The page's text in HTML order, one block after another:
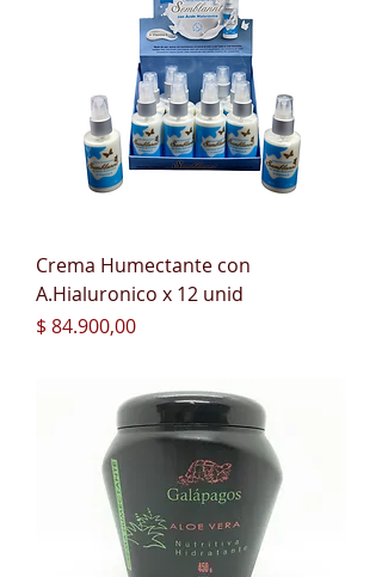
Crema Humectante con
A.Hialuronico x 12 unid
Precio
$ 84.900,00